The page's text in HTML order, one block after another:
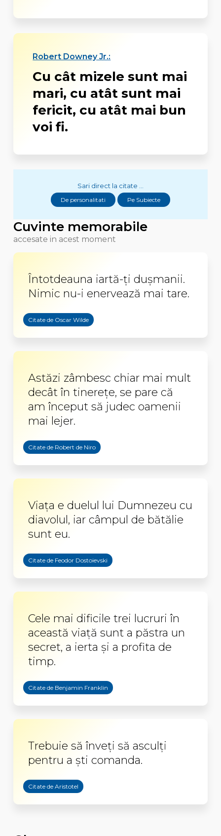
Robert Downey Jr.:
Cu cât mizele sunt mai
mari, cu atât sunt mai
fericit, cu atât mai bun
voi fi.
Sari direct la citate ...
De personalitati Pe Subiecte
Cuvinte memorabile
accesate in acest moment
Întotdeauna iartă-ți dușmanii.
Nimic nu-i enervează mai tare.
Citate de Oscar Wilde
Astăzi zâmbesc chiar mai mult
decât în tinereţe, se pare că
am început să judec oamenii
mai lejer.
Citate de Robert de Niro
Viața e duelul lui Dumnezeu cu
diavolul, iar câmpul de bătălie
sunt eu.
Citate de Feodor Dostoievski
Cele mai dificile trei lucruri în
această viață sunt a păstra un
secret, a ierta și a profita de
timp.
Citate de Benjamin Franklin
Trebuie să înveți să asculți
pentru a ști comanda.
Citate de Aristotel